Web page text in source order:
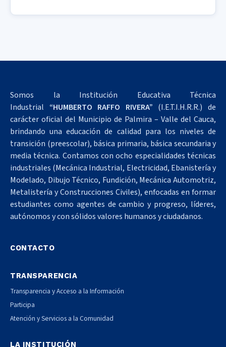
Somos la Institución Educativa Técnica
Industrial “HUMBERTO RAFFO RIVERA” (I.E.T.I.H.R.R.) de
carácter oficial del Municipio de Palmira – Valle del Cauca,
brindando una educación de calidad para los niveles de
transición (preescolar), básica primaria, básica secundaria y
media técnica. Contamos con ocho especialidades técnicas
industriales (Mecánica Industrial, Electricidad, Ebanistería y
Modelado, Dibujo Técnico, Fundición, Mecánica Automotriz,
Metalistería y Construcciones Civiles), enfocadas en formar
estudiantes como agentes de cambio y progreso, líderes,
autónomos y con sólidos valores humanos y ciudadanos.
CONTACTO
TRANSPARENCIA
Transparencia y Acceso a la Información
Participa
Atención y Servicios a la Comunidad
LA INSTITUCIÓN